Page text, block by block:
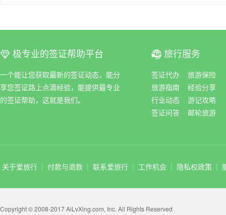
ꀆ 极专业的签证帮助平台
一个能让您获取最新的签证动态，能分
享您签证路上点滴经验，能提供最专业
的签证帮助，这就是我们。
ꀇ 旅行服务
签证代办
旅游保险
旅游指南
经验分享
行业动态
游记攻略
签证问答
邮轮旅游
关于爱旅行 | 付款与退款 | 联系爱旅行 | 工作机会 | 隐私权政策 |
Copyright © 2008-2017 AiLvXing.com, Inc. All Rights Reserved